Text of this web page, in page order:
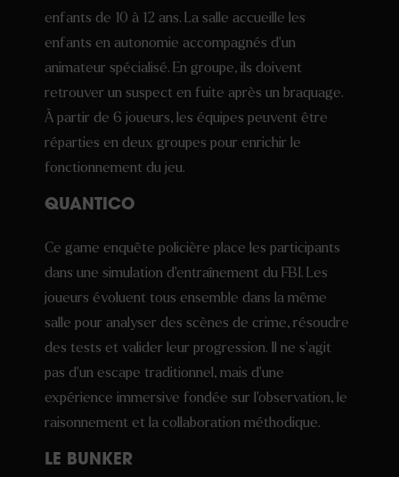
enfants de 10 à 12 ans. La salle accueille les
enfants en autonomie accompagnés d’un
animateur spécialisé. En groupe, ils doivent
retrouver un suspect en fuite après un braquage.
À partir de 6 joueurs, les équipes peuvent être
réparties en deux groupes pour enrichir le
fonctionnement du jeu.
QUANTICO
Ce game enquête policière place les participants
dans une simulation d’entraînement du FBI. Les
joueurs évoluent tous ensemble dans la même
salle pour analyser des scènes de crime, résoudre
des tests et valider leur progression. Il ne s’agit
pas d’un escape traditionnel, mais d’une
expérience immersive fondée sur l’observation, le
raisonnement et la collaboration méthodique.
LE BUNKER